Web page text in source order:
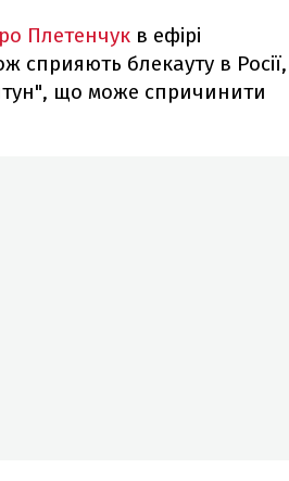
Плетенчук в ефірі
блекауту в Росії,
що може спричинити